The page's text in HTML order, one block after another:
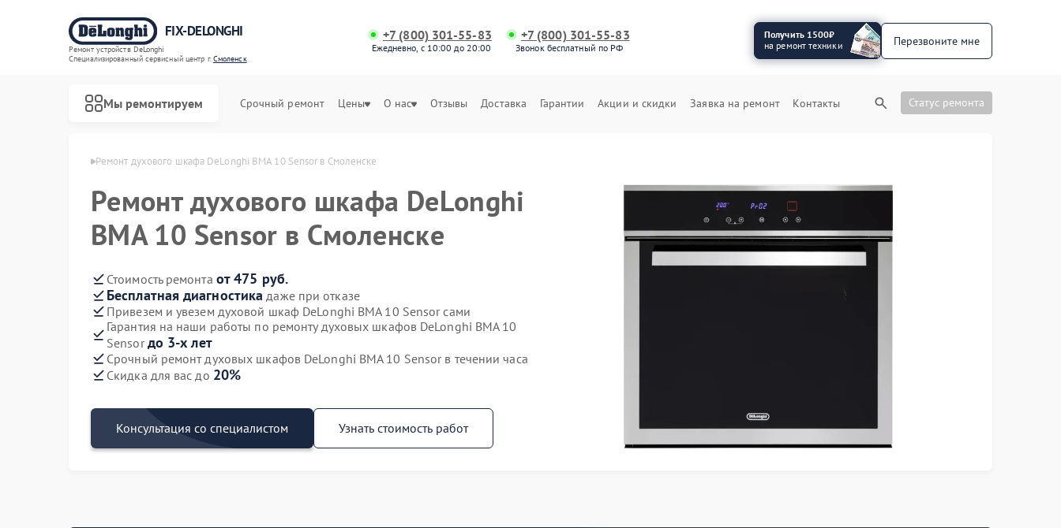
FIX-DELONGHI
Ремонт устройств DeLonghi
Специализированный cервисный центр г.Смоленск
+7 (800) 301-55-83
Ежедневно, с 10:00 до 20:00
+7 (800) 301-55-83
Звонок бесплатный по РФ
Получить 1500₽
на ремонт техники
Перезвоните мне
Мы ремонтируем Срочный ремонт Цены О нас Отзывы Доставка Гарантии Акции и скидки Заявка на ремонт Контакты Статус ремонта
Ремонт духового шкафа DeLonghi BMA 10 Sensor в Смоленске
Ремонт духового шкафа DeLonghi
BMA 10 Sensor в Смоленске
Стоимость ремонта от 475 руб.
Бесплатная диагностика даже при отказе
Привезем и увезем духовой шкаф DeLonghi BMA 10 Sensor сами
Гарантия на наши работы по ремонту духовых шкафов DeLonghi BMA 10
Sensorдо 3-х лет
Срочный ремонт духовых шкафов DeLonghi BMA 10 Sensor в течении часа
Скидка для вас до 20%
Консультация со специалистом Узнать стоимость работ